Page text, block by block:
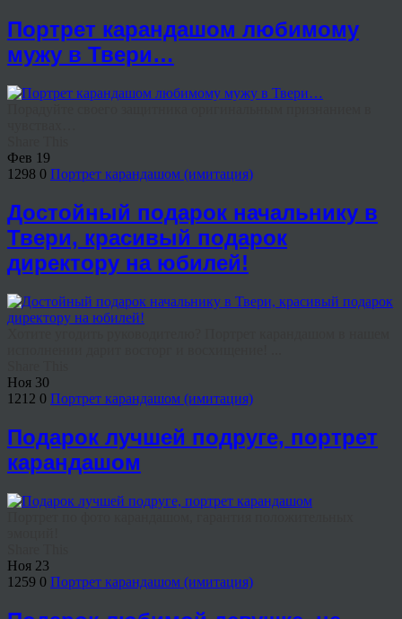
Портрет карандашом любимому
мужу в Твери…
Фев 19
1298 0 Портрет карандашом (имитация)
Достойный подарок начальнику в
Твери, красивый подарок
директору на юбилей!
Ноя 30
1212 0 Портрет карандашом (имитация)
Подарок лучшей подруге, портрет
карандашом
Ноя 23
1259 0 Портрет карандашом (имитация)